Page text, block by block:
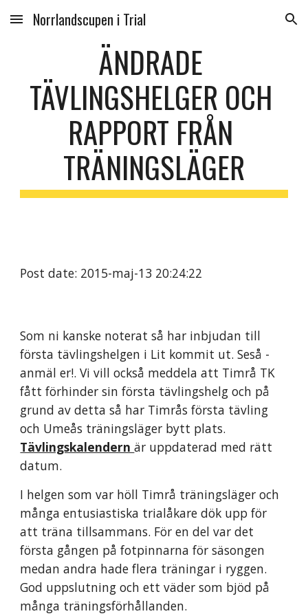
Skip to main content Skip to navigation
Norrlandscupen i Trial
ÄNDRADE
TÄVLINGSHELGER OCH
RAPPORT FRÅN
TRÄNINGSLÄGER
Post date: 2015-maj-13 20:24:22
Som ni kanske noterat så har inbjudan till
första tävlingshelgen i Lit kommit ut. Seså -
anmäl er!. Vi vill också meddela att Timrå TK
fått förhinder sin första tävlingshelg och på
grund av detta så har Timrås första tävling
Tävlingskalendern är uppdaterad med rätt
datum.
I helgen som var höll Timrå träningsläger och
många entusiastiska trialåkare dök upp för
att träna tillsammans. För en del var det
första gången på fotpinnarna för säsongen
medan andra hade flera träningar i ryggen.
God uppslutning och ett väder som bjöd på
många träningsförhållanden.